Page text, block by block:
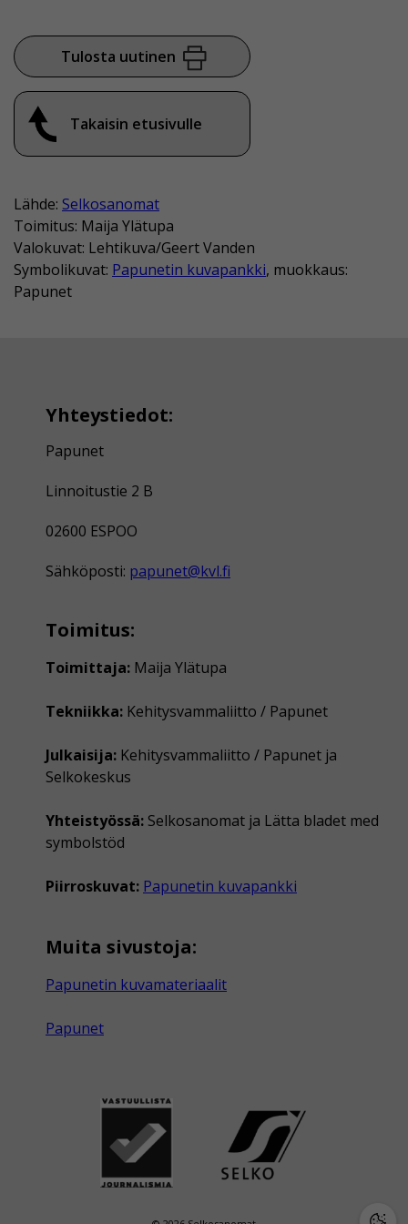
Tulosta uutinen
Takaisin etusivulle
Lähde: Selkosanomat
Toimitus: Maija Ylätupa
Valokuvat: Lehtikuva/Geert Vanden
Symbolikuvat: Papunetin kuvapankki, muokkaus:
Papunet
Yhteystiedot:
Papunet
Linnoitustie 2 B
02600 ESPOO
Sähköposti: papunet@kvl.fi
Toimitus:
Toimittaja: Maija Ylätupa
Tekniikka: Kehitysvammaliitto / Papunet
Julkaisija: Kehitysvammaliitto / Papunet ja
Selkokeskus
Yhteistyössä: Selkosanomat ja Lätta bladet med
symbolstöd
Piirroskuvat: Papunetin kuvapankki
Muita sivustoja:
Papunetin kuvamateriaalit
Papunet